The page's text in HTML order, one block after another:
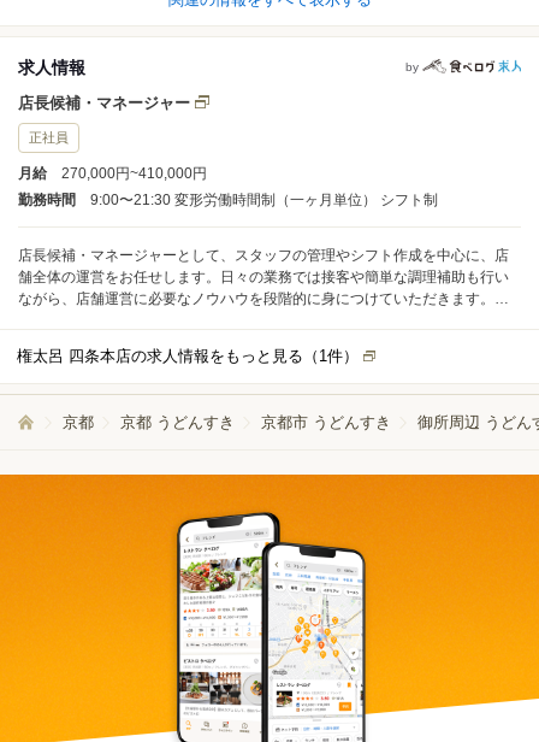
求人情報 by
店長候補・マネージャー
正社員
月給
270,000円~410,000円
勤務時間
9:00〜21:30 変形労働時間制（一ヶ月単位） シフト制
店長候補・マネージャーとして、スタッフの管理やシフト作成を中心に、店
舗全体の運営をお任せします。日々の業務では接客や簡単な調理補助も行い
ながら、店舗運営に必要なノウハウを段階的に身につけていただきます。う
分担します。忙しい時間帯もチームで協力し合いながら運営するため、無理
なく働ける環境です。日々の業務量や休憩もバランスよく調整しやすい体制
れています。先輩社員が丁寧にサポートしますので、未経験の方やマネジメ
権太呂 四条本店の求人情報をもっと見る（ 1件）
京都 京都 うどんすき 京都市 うどんすき 御所周辺 うどん